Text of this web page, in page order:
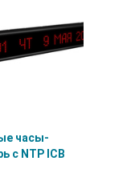
часы-
с NTP ICB